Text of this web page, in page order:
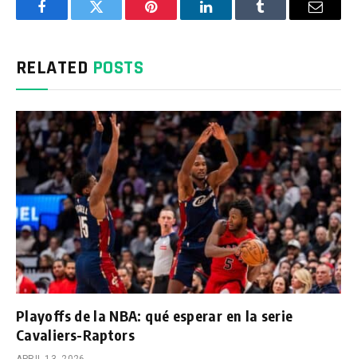
FacebookTwitter Pinterest LinkedInTumblr Email
RELATED POSTS
Playoffs de la NBA: qué esperar en la serie
Cavaliers-Raptors